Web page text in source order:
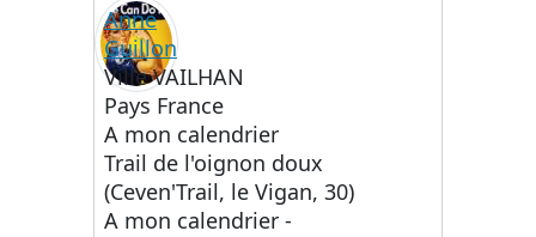
Anne
Guillon
Ville VAILHAN
Pays France
A mon calendrier
Trail de l'oignon doux
(Ceven'Trail, le Vigan, 30)
A mon calendrier -